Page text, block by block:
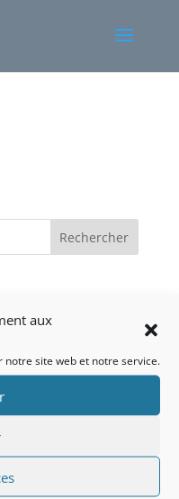
aux
notre site web et notre service.